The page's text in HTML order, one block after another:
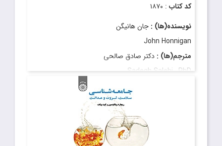
کد کتاب : ۱۸۷۰
نویسنده(ها) : جان هانیگن
John Honnigan
مترجم(ها) : دکتر صادق صالحی
Sadegh Salehi , PhD